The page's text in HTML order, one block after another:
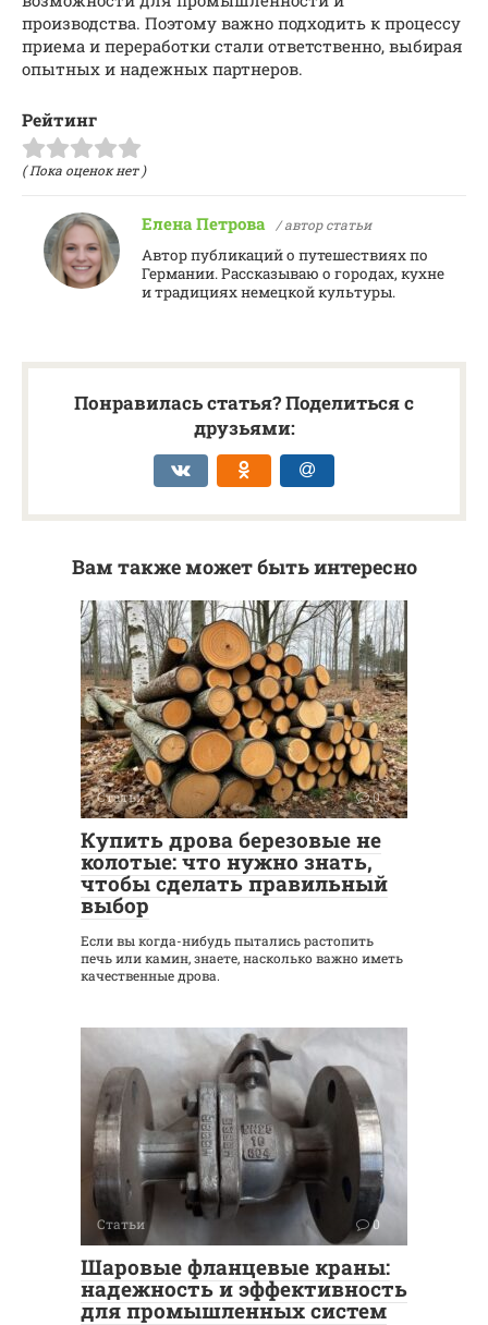
производства. Поэтому важно подходить к процессу
приема и переработки стали ответственно, выбирая
опытных и надежных партнеров.
Рейтинг
( Пока оценок нет )
Елена Петрова / автор статьи
Автор публикаций о путешествиях по
Германии. Рассказываю о городах, кухне
и традициях немецкой культуры.
Понравилась статья? Поделиться с
друзьями:
Вам также может быть интересно
Статьи 0
Купить дрова березовые не
колотые: что нужно знать,
чтобы сделать правильный
выбор
Если вы когда-нибудь пытались растопить
печь или камин, знаете, насколько важно иметь
качественные дрова.
Статьи 0
Шаровые фланцевые краны:
надежность и эффективность
для промышленных систем